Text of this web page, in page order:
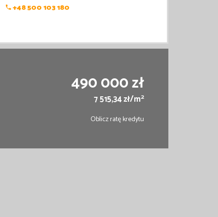
+48 500 103 180
490 000 zł
7 515,34 zł/m2
Oblicz ratę kredytu